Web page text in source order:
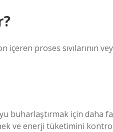
içeren proses sıvılarının
buharlaştırmak için daha
ve enerji tüketimini